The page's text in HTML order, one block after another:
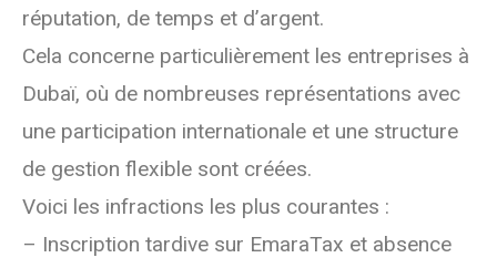
réputation, de temps et d’argent.
Cela concerne particulièrement les entreprises à
Dubaï, où de nombreuses représentations avec
une participation internationale et une structure
de gestion flexible sont créées.
Voici les infractions les plus courantes :
– Inscription tardive sur EmaraTax et absence